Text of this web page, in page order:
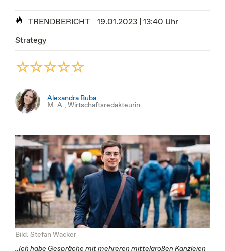
TRENDBERICHT
19.01.2023 | 13:40 Uhr
Strategy
Alexandra Buba
M. A., Wirtschaftsredakteurin
Bild: Stefan Wacker
„Ich habe Gespräche mit mehreren mittelgroßen Kanzleien